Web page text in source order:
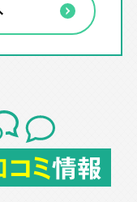
コミ情報